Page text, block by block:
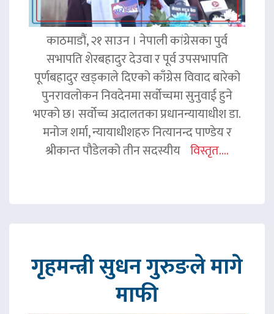
काठमाडौं, २१ साउन । नेपाली कांग्रेसका पुर्व
सभापति शेरबहादुर देउवा र पूर्व उपसभापति
पूर्णबहादुर खड्काले दिएको काँग्रेस विवाद बारेको
पुनरावलोकन निवदेनमा सर्वोच्चमा सुनुवाई हुने
भएको छ। सर्वोच्च अदालतका प्रधानन्यायाधीश डा.
मनोज शर्मा, न्यायाधीशहरु नित्यानन्द पाण्डेय र
श्रीकान्त पौडेलको तीन सदस्यीय विस्तृत....
गृहमन्त्री सुधन गुरुङले मागे
माफी